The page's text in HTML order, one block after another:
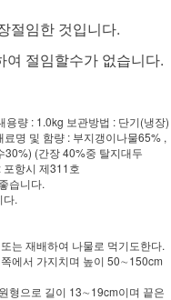
절임한 것입니다.
절임할수가 없습니다.
량 : 1.0kg 보관방법 : 단기(냉장)
명 및 함량 : 부지갱이나물65% ,
(간장 40%중 탈지대두
항시 제311호
습니다.
다.
는 재배하여 나물로 먹기도한다.
에서 가지치며 높이 50∼150cm
형으로 길이 13∼19cm이며 끝은